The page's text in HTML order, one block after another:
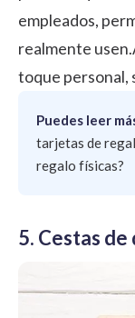
empleados,
realmente
toque personal,
Puedes leer
tarjetas de
regalo físicas?
5. Cestas de